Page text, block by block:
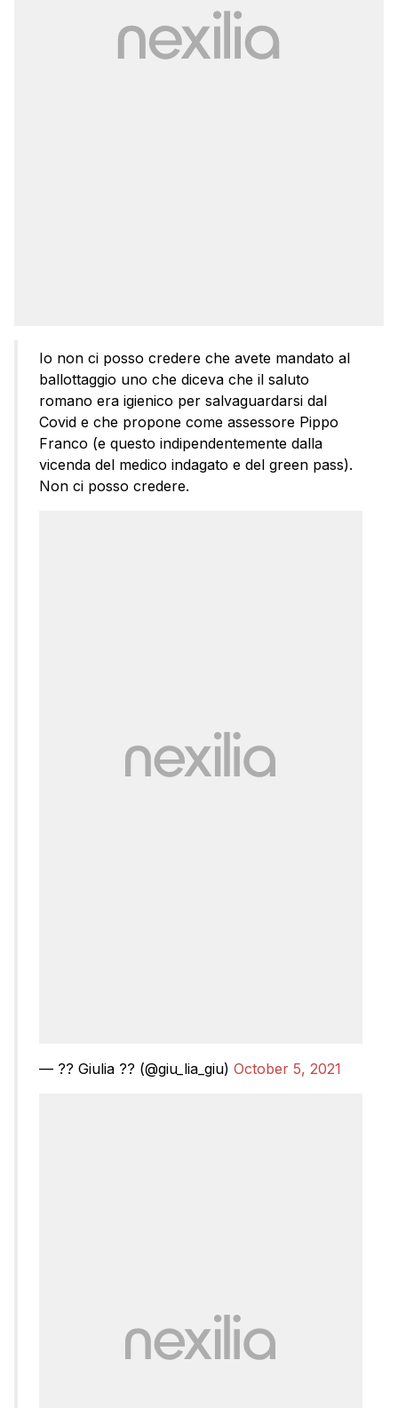
Io non ci posso credere che avete mandato al
ballottaggio uno che diceva che il saluto
romano era igienico per salvaguardarsi dal
Covid e che propone come assessore Pippo
Franco (e questo indipendentemente dalla
vicenda del medico indagato e del green pass).
Non ci posso credere.
— ?? Giulia ?? (@giu_lia_giu) October 5, 2021